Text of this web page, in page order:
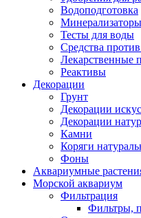
Водоподготовка
Минерализаторы
Тесты для воды
Средства
Лекарственные
Реактивы
Декорации
Грунт
Декорации
Декорации
Камни
Коряги
Фоны
Аквариумные
Морской аквариум
Фильтрация
Фильтры,